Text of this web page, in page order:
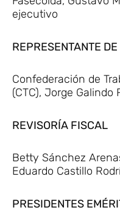
ejecutivo
REPRESENTANTE
Confederación de
(CTC), Jorge Galindo
REVISORÍA FISCAL
Betty Sánchez
Eduardo Castillo
PRESIDENTES